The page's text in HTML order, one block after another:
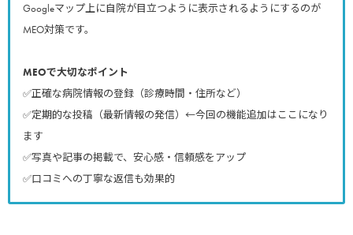
Googleマップ上に自院が目立つように表示されるようにするのが
MEO対策です。
MEOで大切なポイント
✅正確な病院情報の登録（診療時間・住所など）
✅定期的な投稿（最新情報の発信）←今回の機能追加はここになり
ます
✅写真や記事の掲載で、安心感・信頼感をアップ
✅口コミへの丁寧な返信も効果的